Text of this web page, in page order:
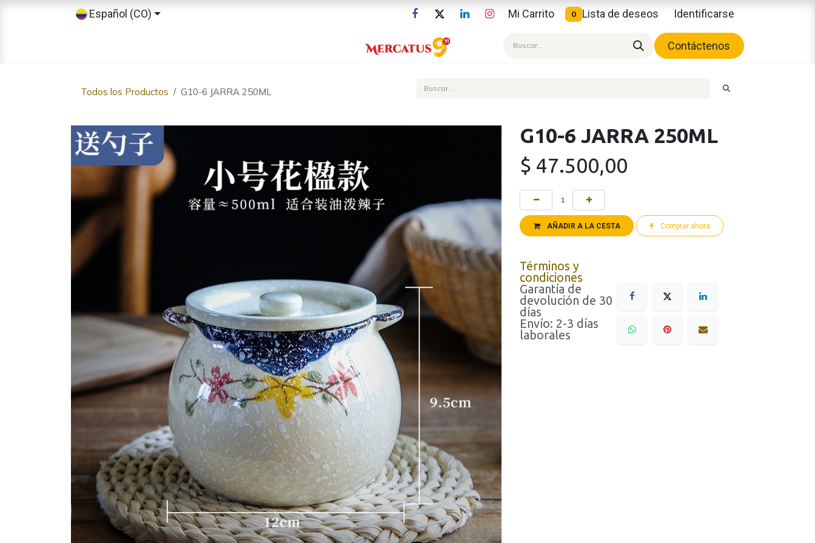
Español (CO) Mi Carrito 0 Lista de deseos Identificarse
Contáctenos
Todos los Productos G10-6 JARRA 250ML
G10-6 JARRA 250ML
$ 47.500,00
AÑADIR A LA CESTA Comprar ahora
Términos y
condiciones
Garantía de
devolución de 30
días
Envío: 2-3 días
laborales